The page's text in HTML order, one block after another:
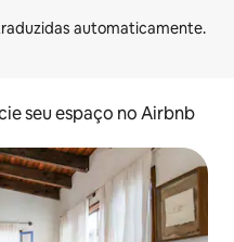
seu espaço no Airbnb